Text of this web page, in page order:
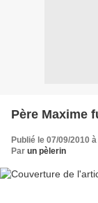
Père Maxime
Publié le 07/09/2010
Par un pèlerin